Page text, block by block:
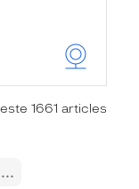
1661 articles
...